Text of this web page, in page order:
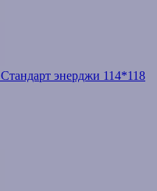
энерджи 114*118